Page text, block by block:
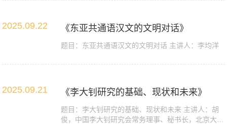
2025.09.22 《东亚共通语汉文的文明对话》
题目：东亚共通语汉文的文明对话 主讲人：李均洋
2025.09.21 《李大钊研究的基础、现状和未来》
​题目：李大钊研究的基础、现状和未来 主讲人：胡
俊，中国李大钊研究会常务理事、秘书长，北京大学